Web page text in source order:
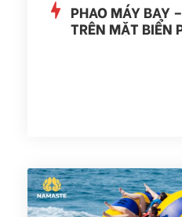
PHAO MÁY BAY
TRÊN MẶT BIỂN